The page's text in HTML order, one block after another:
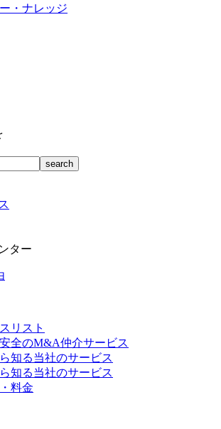
・ナレッジ
ター
リスト
全のM&A仲介サービス
知る当社のサービス
知る当社のサービス
料金